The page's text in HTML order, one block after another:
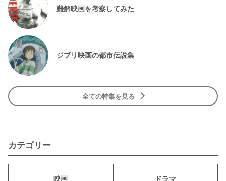
難解映画を考察してみた
ジブリ映画の都市伝説集
全ての特集を見る
カテゴリー
映画 ドラマ